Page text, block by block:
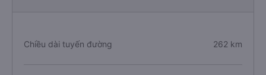
Chiều dài tuyến đường 262 km